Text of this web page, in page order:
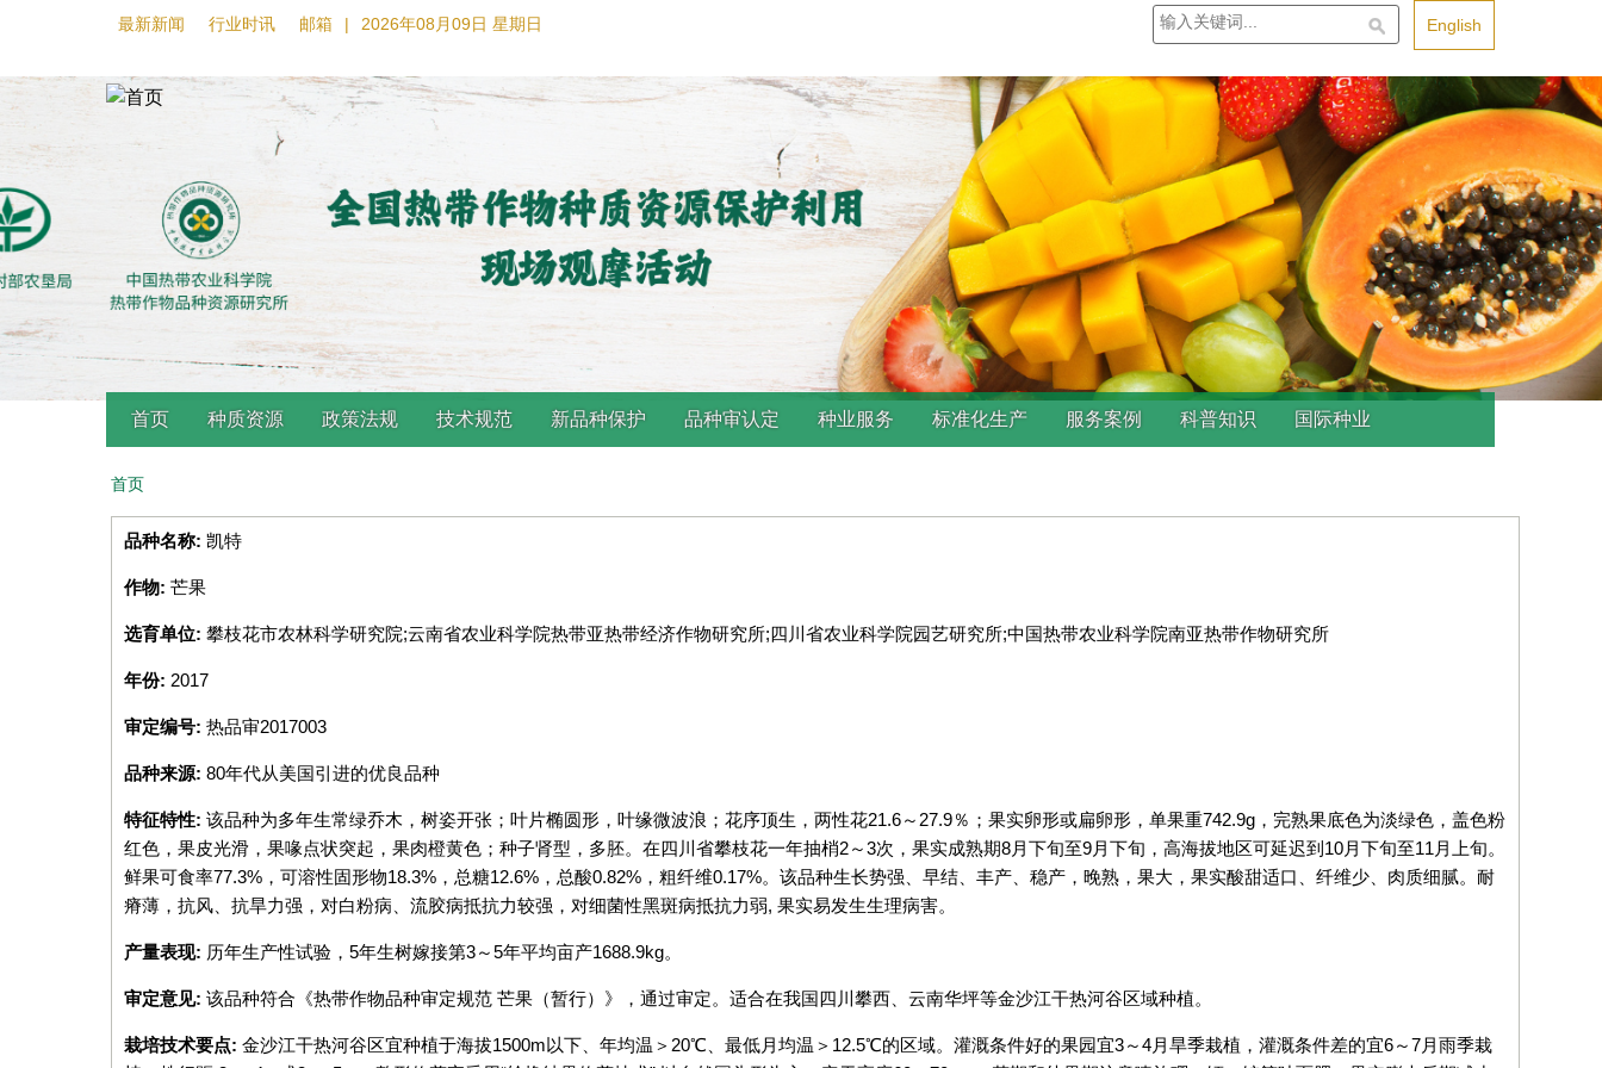
站
搜
English
最新新闻 行业时讯 邮箱 | 2026年08月09日 星期日
首页 种质资源 政策法规 技术规范 新品种保护 品种审认定 种业服务 标准化生产 服务案例 科普知识 国际种业
首页
Back
top
品种名称: 凯特
作物: 芒果
选育单位: 攀枝花市农林科学研究院;云南省农业科学院热带亚热带经济作物研究所;四川省农业科学院园艺研究所;中国热带农业科学院南亚热带作物研究所
年份: 2017
审定编号: 热品审2017003
品种来源: 80年代从美国引进的优良品种
特征特性: 该品种为多年生常绿乔木，树姿开张；叶片椭圆形，叶缘微波浪；花序顶生，两性花21.6～27.9％；果实卵形或扁卵形，单果重742.9g，完熟果底色为淡绿色，盖色粉
红色，果皮光滑，果喙点状突起，果肉橙黄色；种子肾型，多胚。在四川省攀枝花一年抽梢2～3次，果实成熟期8月下旬至9月下旬，高海拔地区可延迟到10月下旬至11月上旬。
鲜果可食率77.3%，可溶性固形物18.3%，总糖12.6%，总酸0.82%，粗纤维0.17%。该品种生长势强、早结、丰产、稳产，晚熟，果大，果实酸甜适口、纤维少、肉质细腻。耐
瘠薄，抗风、抗旱力强，对白粉病、流胶病抵抗力较强，对细菌性黑斑病抵抗力弱, 果实易发生生理病害。
产量表现: 历年生产性试验，5年生树嫁接第3～5年平均亩产1688.9kg。
审定意见: 该品种符合《热带作物品种审定规范 芒果（暂行）》，通过审定。适合在我国四川攀西、云南华坪等金沙江干热河谷区域种植。
栽培技术要点: 金沙江干热河谷区宜种植于海拔1500m以下、年均温＞20℃、最低月均温＞12.5℃的区域。灌溉条件好的果园宜3～4月旱季栽植，灌溉条件差的宜6～7月雨季栽